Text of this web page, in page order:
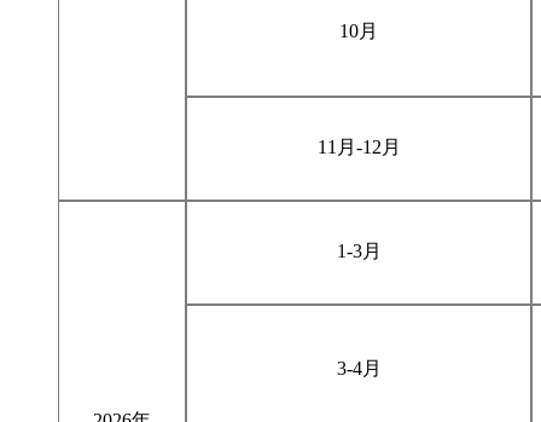
10月
11月-12月
1-3月
3-4月